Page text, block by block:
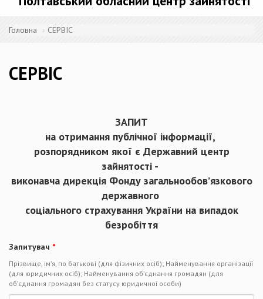
Головна СЕРВІС
СЕРВІС
ЗАПИТ
на отримання публічної інформації,
розпорядником якої є Державний центр
зайнятості -
виконавча дирекція Фонду загальнообов’язкового
державного
соціального страхування України на випадок
безробіття
Запитувач *
Прізвище, ім’я, по батькові (для фізичних осіб); Найменування організації
(для юридичних осіб); Найменування об’єднання громадян (для
об’єднання громадян без статусу юридичної особи)